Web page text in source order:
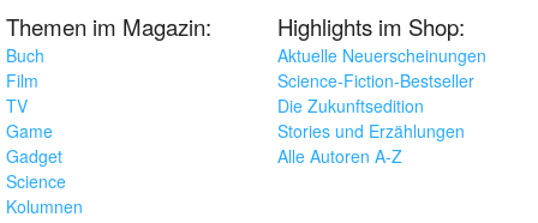
Themen im Magazin:
Buch
Film
TV
Game
Gadget
Science
Kolumnen
Highlights im Shop:
Aktuelle Neuerscheinungen
Science-Fiction-Bestseller
Die Zukunftsedition
Stories und Erzählungen
Alle Autoren A-Z